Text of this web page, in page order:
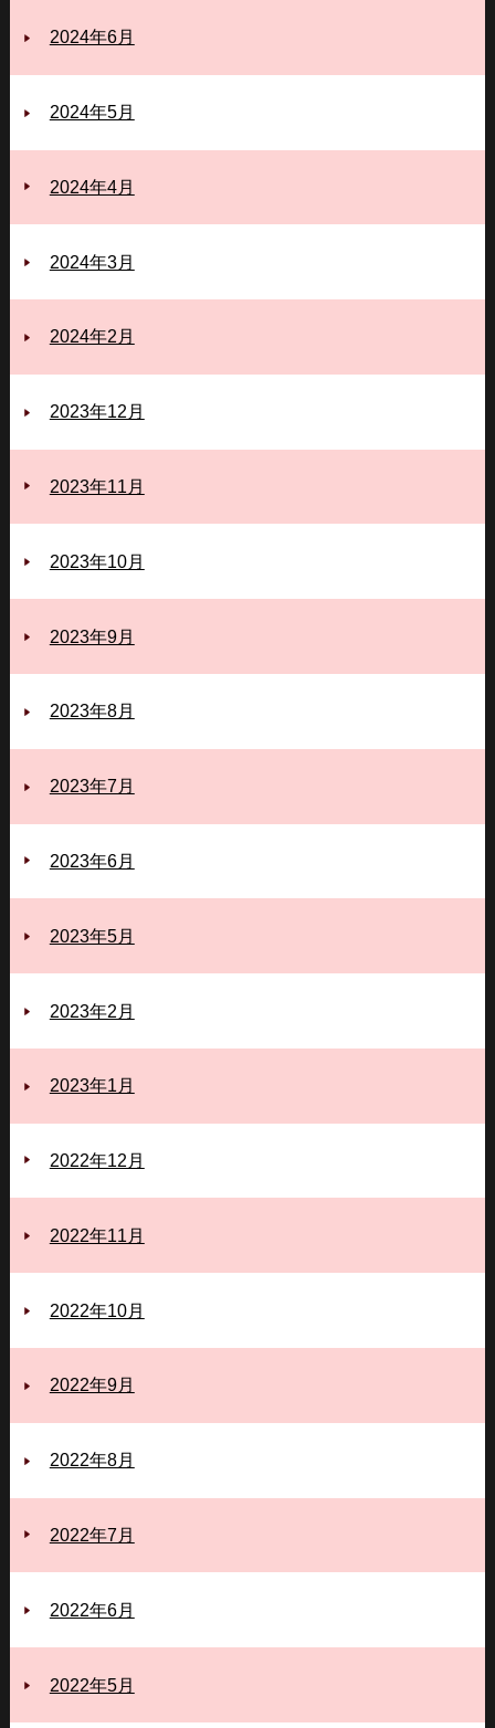
2024年6月
2024年5月
2024年4月
2024年3月
2024年2月
2023年12月
2023年11月
2023年10月
2023年9月
2023年8月
2023年7月
2023年6月
2023年5月
2023年2月
2023年1月
2022年12月
2022年11月
2022年10月
2022年9月
2022年8月
2022年7月
2022年6月
2022年5月